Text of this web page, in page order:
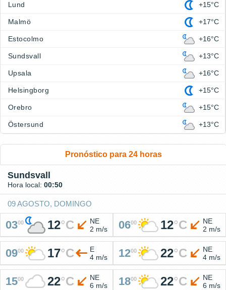
Lund +15°C
Malmö +17°C
Estocolmo +16°C
Sundsvall +13°C
Upsala +16°C
Helsingborg +15°C
Orebro +15°C
Östersund +13°C
Pronóstico para 24 horas
Sundsvall
Hora local: 00:50
09 AGOSTO, DOMINGO
0300 12°C
NE
2 m/s
0600 12°C
NE
2 m/s
0900 17°C
E
4 m/s
1200 22°C
NE
4 m/s
1500 22°C
NE
6 m/s
1800 22°C
NE
6 m/s